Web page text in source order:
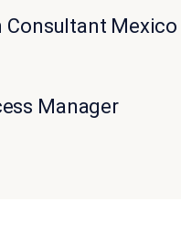
Consultant Mexico
Manager